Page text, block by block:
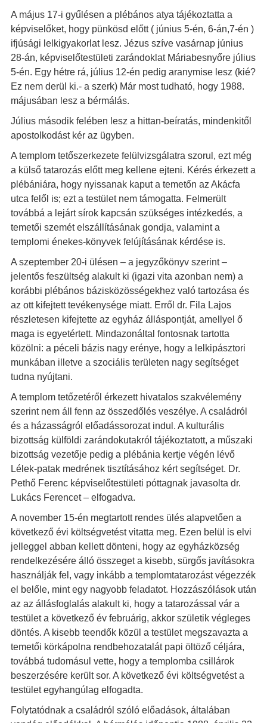
A május 17-i gyűlésen a plébános atya tájékoztatta a
képviselőket, hogy pünkösd előtt ( június 5-én, 6-án,7-én )
ifjúsági lelkigyakorlat lesz. Jézus szíve vasárnap június
28-án, képviselőtestületi zarándoklat Máriabesnyőre július
5-én. Egy hétre rá, július 12-én pedig aranymise lesz (kié?
Ez nem derül ki.- a szerk) Már most tudható, hogy 1988.
májusában lesz a bérmálás.
Július második felében lesz a hittan-beíratás, mindenkitől
apostolkodást kér az ügyben.
A templom tetőszerkezete felülvizsgálatra szorul, ezt még
a külső tatarozás előtt meg kellene ejteni. Kérés érkezett a
plébániára, hogy nyissanak kaput a temetőn az Akácfa
utca felől is; ezt a testület nem támogatta. Felmerült
továbbá a lejárt sírok kapcsán szükséges intézkedés, a
temetői szemét elszállításának gondja, valamint a
templomi énekes-könyvek felújításának kérdése is.
A szeptember 20-i ülésen – a jegyzőkönyv szerint –
jelentős feszültség alakult ki (igazi vita azonban nem) a
korábbi plébános bázisközösségekhez való tartozása és
az ott kifejtett tevékenysége miatt. Erről dr. Fila Lajos
részletesen kifejtette az egyház álláspontját, amellyel ő
maga is egyetértett. Mindazonáltal fontosnak tartotta
közölni: a péceli bázis nagy erénye, hogy a lelkipásztori
munkában illetve a szociális területen nagy segítséget
tudna nyújtani.
A templom tetőzetéről érkezett hivatalos szakvélemény
szerint nem áll fenn az összedőlés veszélye. A családról
és a házasságról előadássorozat indul. A kulturális
bizottság külföldi zarándokutakról tájékoztatott, a műszaki
bizottság vezetője pedig a plébánia kertje végén lévő
Lélek-patak medrének tisztításához kért segítséget. Dr.
Pethő Ferenc képviselőtestületi póttagnak javasolta dr.
Lukács Ferencet – elfogadva.
A november 15-én megtartott rendes ülés alapvetően a
következő évi költségvetést vitatta meg. Ezen belül is elvi
jelleggel abban kellett dönteni, hogy az egyházközség
rendelkezésére álló összeget a kisebb, sürgős javításokra
használják fel, vagy inkább a templomtatarozást végezzék
el belőle, mint egy nagyobb feladatot. Hozzászólások után
az az állásfoglalás alakult ki, hogy a tatarozással vár a
testület a következő év februárig, akkor születik végleges
döntés. A kisebb teendők közül a testület megszavazta a
temetői körkápolna rendbehozatalát papi öltöző céljára,
továbbá tudomásul vette, hogy a templomba csillárok
beszerzésére került sor. A következő évi költségvetést a
testület egyhangúlag elfogadta.
Folytatódnak a családról szóló előadások, általában